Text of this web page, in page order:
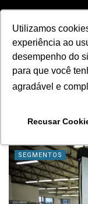
Utilizamos
experiência ao
desempenho do
para que você
agradável e
Recusar
Home Tag potencia
Tag:potencia
Programador
na prática?
29
SEGMENTOS